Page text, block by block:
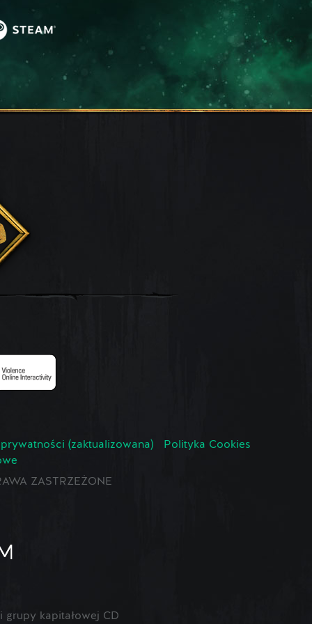
(zaktualizowana)
Polityka Cookies
ZASTRZEŻONE
kapitałowej CD